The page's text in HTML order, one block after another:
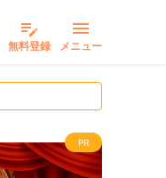
edit_note
無料登録
menu
メニュー
PR